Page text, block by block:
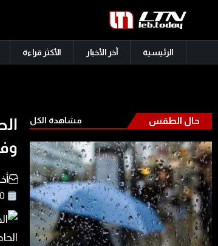
الرئيسية آخر الأخبار الأكثر قراءة
حال الطقس مشاهدة الكل